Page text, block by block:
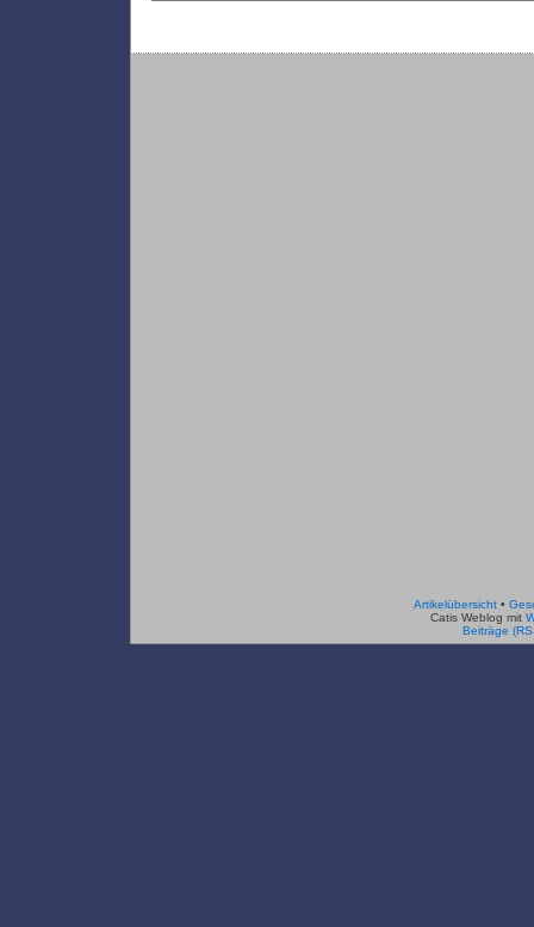
Artikelübersicht •
Catis Weblog mit
Beiträge